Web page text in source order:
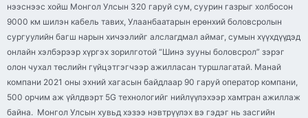
нээснээс хойш Монгол Улсын 320 гаруй сум, суурин газрыг холбосон
9000 км шилэн кабель тавих, Улаанбаатарын ерөнхий боловсролын
сургуулийн багш нарын хичээлийг алслагдмал аймаг, сумын хүүхдүүдэд
онлайн хэлбэрээр хүргэх зорилготой “Шинэ зууны боловсрол” зэрэг
олон чухал төслийн гүйцэтгэгчээр ажилласан туршлагатай. Манай
компани 2021 оны эхний хагасын байдлаар 90 гаруй оператор компани,
500 орчим аж үйлдвэрт 5G технологийг нийлүүлэхээр хамтран ажиллаж
байна. Монгол Улсын хувьд хэзээ нэвтрүүлэх вэ гэдэг нь засгийн